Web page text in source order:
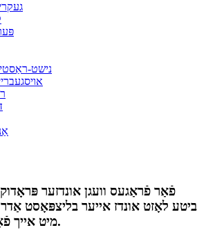
נישט-
פֿאַר פֿראַגעס וועגן אונדזער
ביטע לאָזט אונדז אייער בליצפּאָסט
מיט אייך פֿאַרבינדן אין 24 שעה.